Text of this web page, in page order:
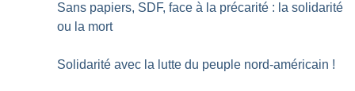
Sans papiers, SDF, face à la précarité : la solidarité
ou la mort
Solidarité avec la lutte du peuple nord-américain !